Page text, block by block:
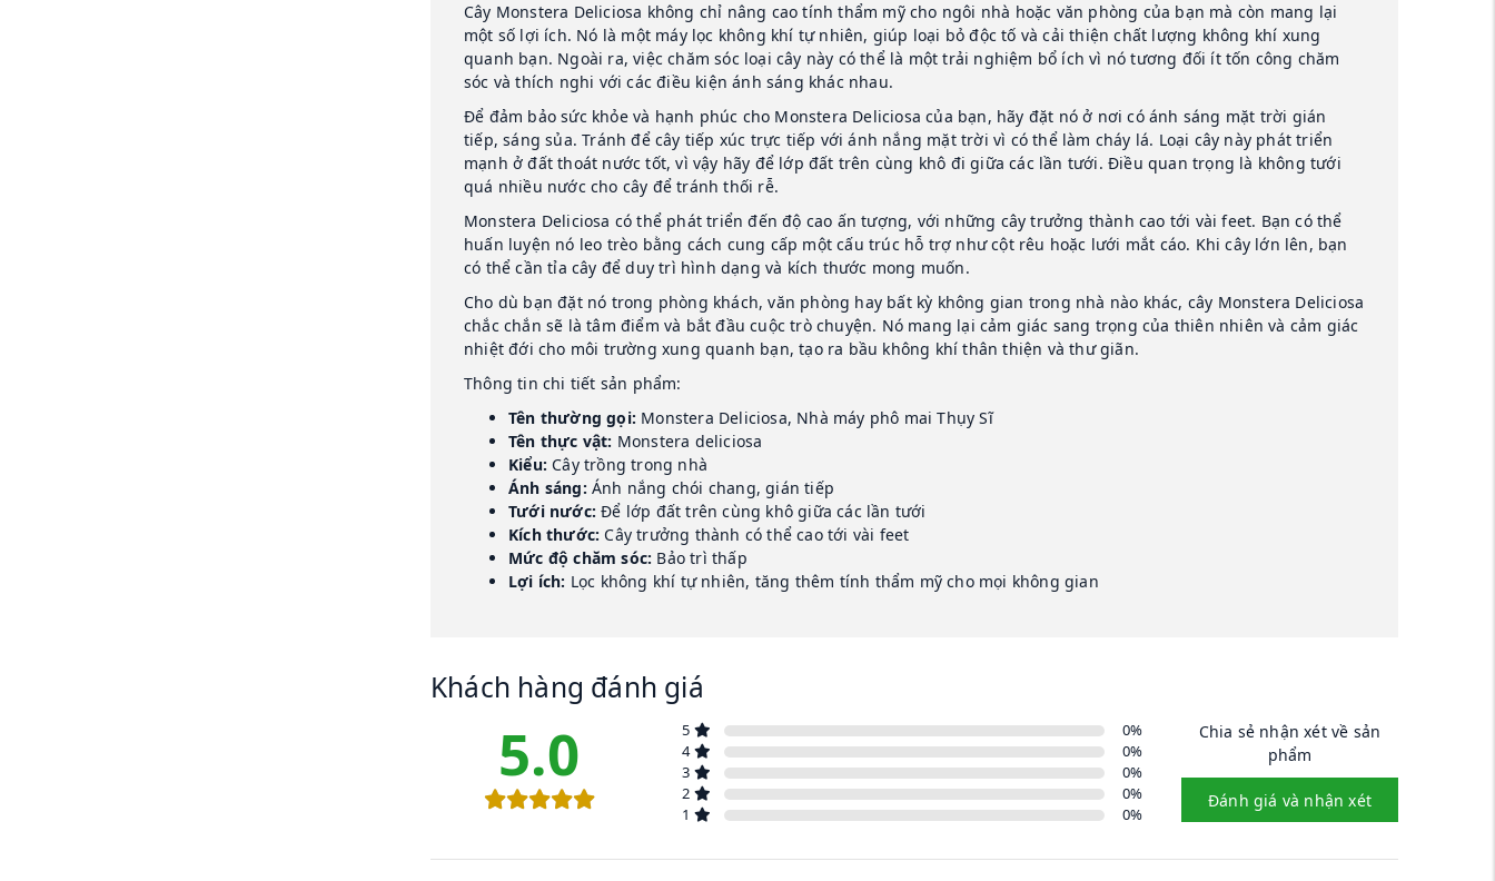
Cây Monstera Deliciosa không chỉ nâng cao tính thẩm mỹ cho ngôi nhà hoặc văn phòng của bạn mà còn mang lại
một số lợi ích. Nó là một máy lọc không khí tự nhiên, giúp loại bỏ độc tố và cải thiện chất lượng không khí xung
quanh bạn. Ngoài ra, việc chăm sóc loại cây này có thể là một trải nghiệm bổ ích vì nó tương đối ít tốn công chăm
sóc và thích nghi với các điều kiện ánh sáng khác nhau.
Để đảm bảo sức khỏe và hạnh phúc cho Monstera Deliciosa của bạn, hãy đặt nó ở nơi có ánh sáng mặt trời gián
tiếp, sáng sủa. Tránh để cây tiếp xúc trực tiếp với ánh nắng mặt trời vì có thể làm cháy lá. Loại cây này phát triển
mạnh ở đất thoát nước tốt, vì vậy hãy để lớp đất trên cùng khô đi giữa các lần tưới. Điều quan trọng là không tưới
quá nhiều nước cho cây để tránh thối rễ.
Monstera Deliciosa có thể phát triển đến độ cao ấn tượng, với những cây trưởng thành cao tới vài feet. Bạn có thể
huấn luyện nó leo trèo bằng cách cung cấp một cấu trúc hỗ trợ như cột rêu hoặc lưới mắt cáo. Khi cây lớn lên, bạn
có thể cần tỉa cây để duy trì hình dạng và kích thước mong muốn.
Cho dù bạn đặt nó trong phòng khách, văn phòng hay bất kỳ không gian trong nhà nào khác, cây Monstera Deliciosa
chắc chắn sẽ là tâm điểm và bắt đầu cuộc trò chuyện. Nó mang lại cảm giác sang trọng của thiên nhiên và cảm giác
nhiệt đới cho môi trường xung quanh bạn, tạo ra bầu không khí thân thiện và thư giãn.
Thông tin chi tiết sản phẩm:
Tên thường gọi: Monstera Deliciosa, Nhà máy phô mai Thụy Sĩ
Tên thực vật: Monstera deliciosa
Kiểu: Cây trồng trong nhà
Ánh sáng: Ánh nắng chói chang, gián tiếp
Tưới nước: Để lớp đất trên cùng khô giữa các lần tưới
Kích thước: Cây trưởng thành có thể cao tới vài feet
Mức độ chăm sóc: Bảo trì thấp
Lợi ích: Lọc không khí tự nhiên, tăng thêm tính thẩm mỹ cho mọi không gian
Khách hàng đánh giá
5.0 5 0%
4
0%
3
0%
2
0%
1
0%
Chia sẻ nhận xét về sản
phẩm
Đánh giá và nhận xét